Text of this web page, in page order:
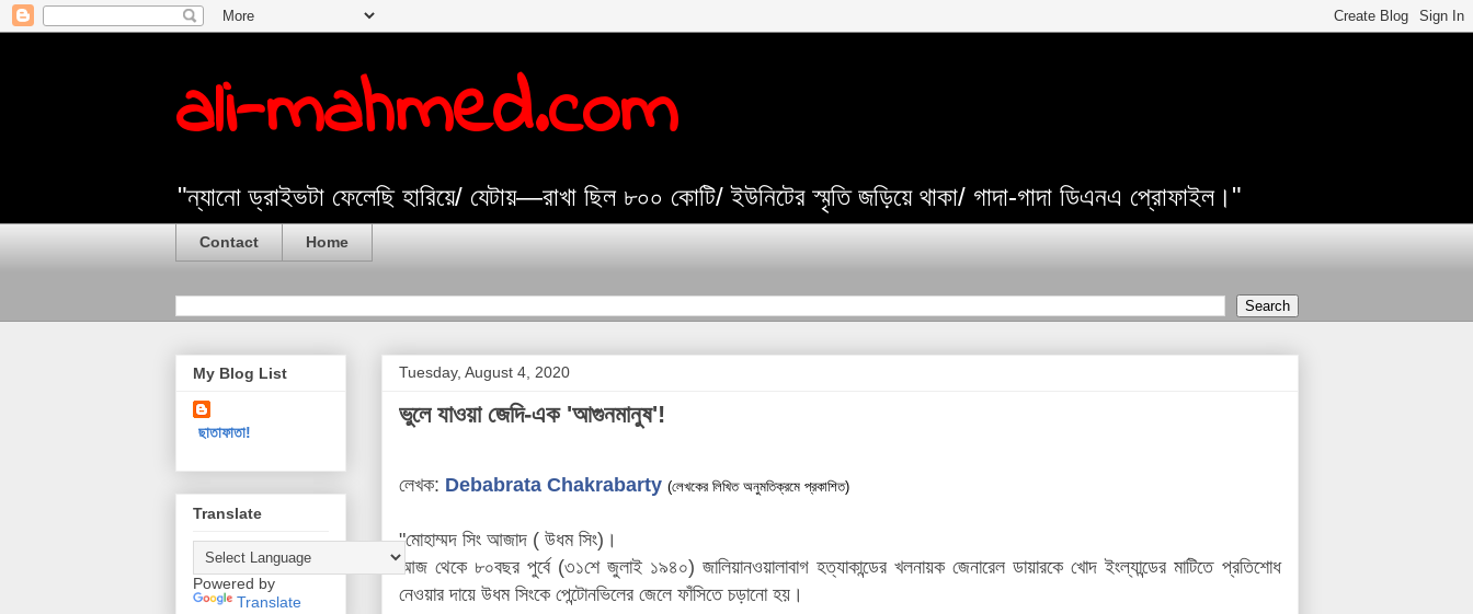
ali-mahmed.com
"ন্যানো ড্রাইভটা ফেলেছি হারিয়ে/ যেটায়—রাখা ছিল ৮০০ কোটি/ ইউনিটের স্মৃতি জড়িয়ে থাকা/ গাদা-গাদা ডিএনএ প্রোফাইল।"
Contact Home
Tuesday, August 4, 2020
ভুলে যাওয়া জেদি-এক 'আগুনমানুষ'!
লেখক: Debabrata Chakrabarty (লেখকের লিখিত অনুমতিক্রমে প্রকাশিত)
"মোহাম্মদ সিং আজাদ ( উধম সিং)।
আজ থেকে ৮০বছর পুর্বে (৩১শে জুলাই ১৯৪০) জালিয়ানওয়ালাবাগ হত্যাকান্ডের খলনায়ক জেনারেল ডায়ারকে খোদ ইংল্যান্ডের মাটিতে প্রতিশোধ
নেওয়ার দায়ে উধম সিংকে পেন্টোনভিলের জেলে ফাঁসিতে চড়ানো হয়।
My Blog List
ছাতাফাতা!
Translate
Powered by
Translate